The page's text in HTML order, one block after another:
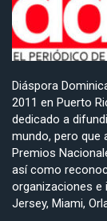
Diáspora
2011 en Puerto
dedicado a
mundo, pero que
Premios
así como
organizaciones e
Jersey, Miami,